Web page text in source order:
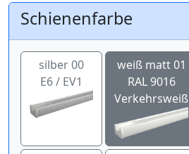
Schienenfarbe
silber 00
E6 / EV1
weiß matt 01
RAL 9016
Verkehrsweiß